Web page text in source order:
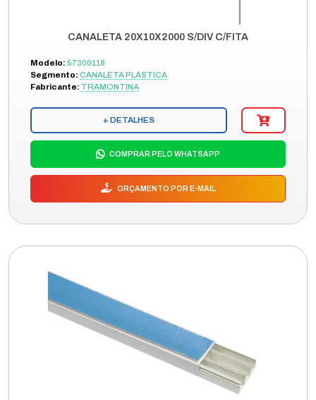
CANALETA 20X10X2000 S/DIV C/FITA
Modelo: 57300118
Segmento: CANALETA PLÁSTICA
Fabricante: TRAMONTINA
+ DETALHES
COMPRAR PELO WHATSAPP
ORÇAMENTO POR E-MAIL